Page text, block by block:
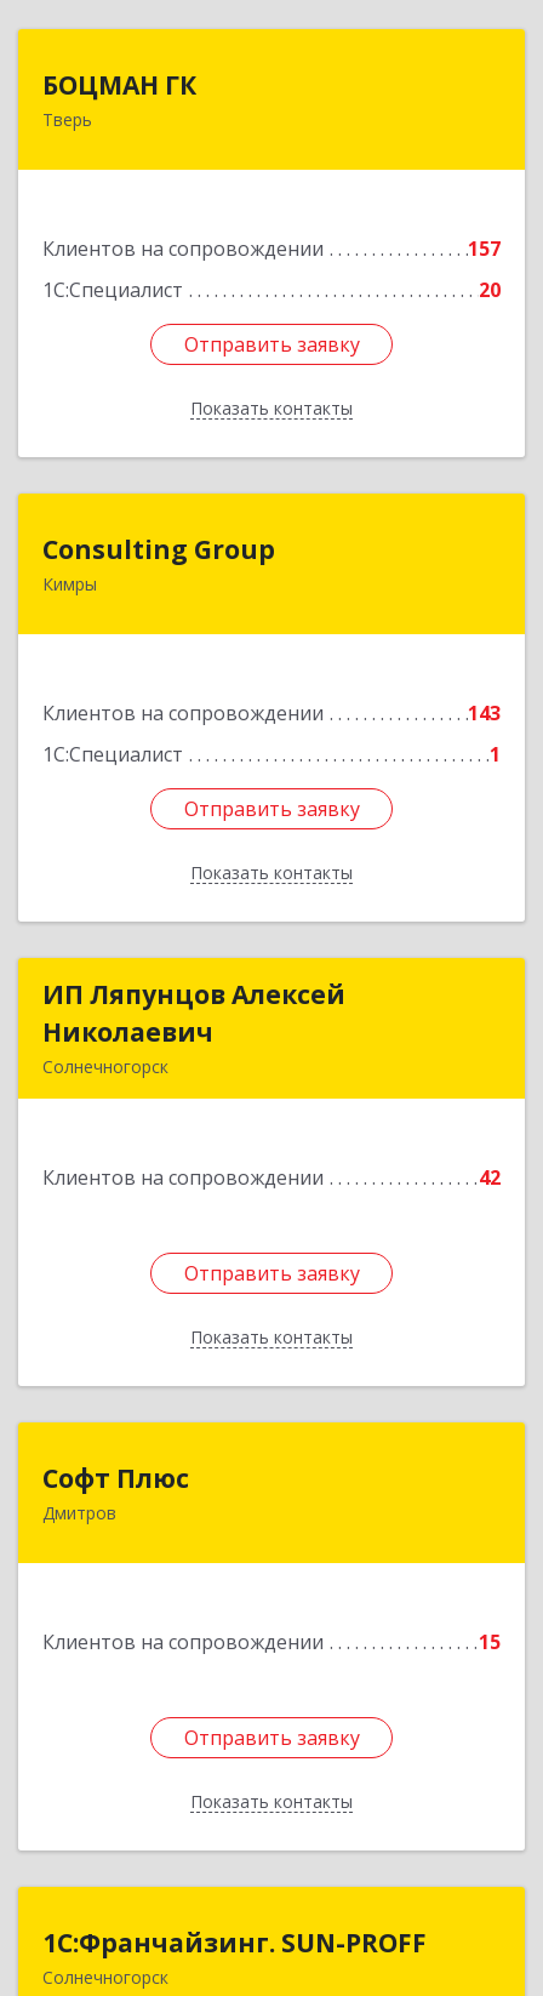
БОЦМАН ГК
Тверь
Клиентов на сопровождении
157
1С:Специалист
20
Отправить заявку
Показать контакты
Отправить заявку
Назад
Consulting Group
Кимры
Клиентов на сопровождении
143
1С:Специалист
1
Отправить заявку
Показать контакты
171507, Тверская обл, Кимры г, Малая Садовая
Отправить заявку
Назад
ИП Ляпунцов Алексей
Николаевич
Солнечногорск
Клиентов на сопровождении 42
Отправить заявку
Показать контакты
ИП Ляпунцов Алексей
Отправить заявку
Назад
Софт Плюс
Дмитров
Клиентов на сопровождении 15
Отправить заявку
Показать контакты
141851, Московская обл, г.о. Дмитровский,
Отправить заявку
Назад
1С:Франчайзинг. SUN-PROFF
Солнечногорск
1С:Франчайзинг. SUN-PROFF
141503, Московская обл, Солнечногорский р-н,